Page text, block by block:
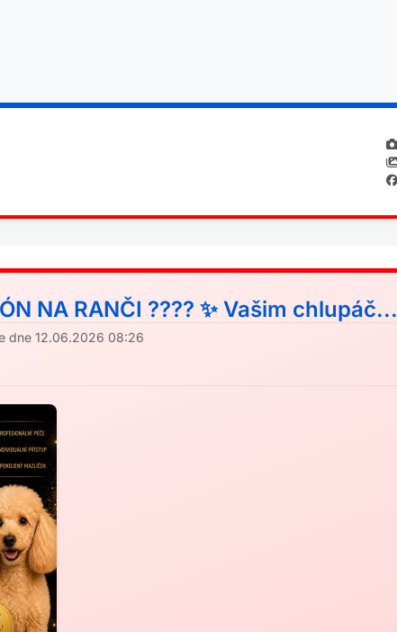
NA RANČI ???? ✨ Vašim chlupáč...
dne 12.06.2026 08:26